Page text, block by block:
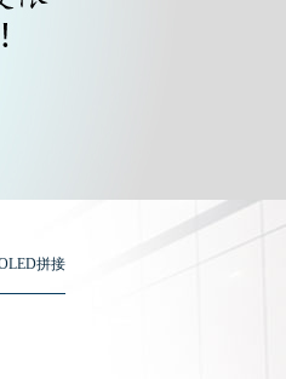
拼接